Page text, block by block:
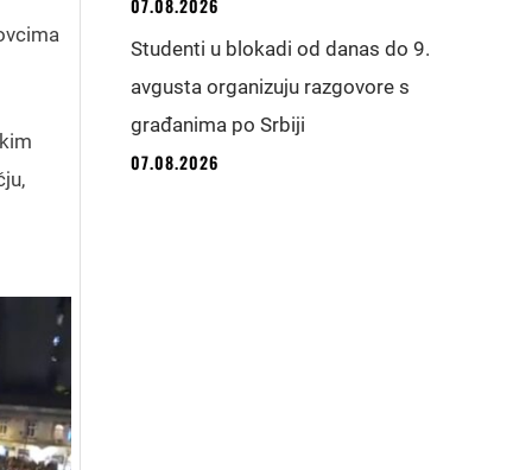
07.08.2026
Studenti u blokadi od danas do 9.
avgusta organizuju razgovore s
građanima po Srbiji
07.08.2026